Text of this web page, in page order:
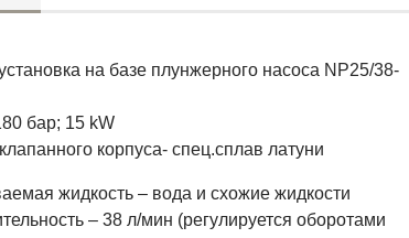
на базе плунжерного насоса NP25/38-
бар; 15 kW
корпуса- спец.сплав латуни
жидкость – вода и схожие жидкости
– 38 л/мин (регулируется оборотами